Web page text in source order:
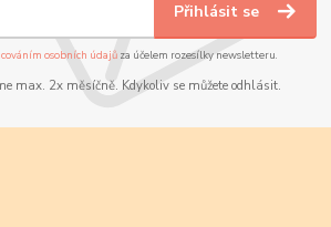
Přihlásit se
osobních údajůza účelem rozesílky newsletteru.
max. 2x měsíčně. Kdykoliv se můžete odhlásit.